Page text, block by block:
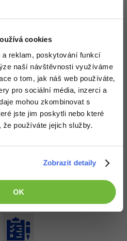
cookies
a reklam, poskytování funkcí
naší návštěvnosti využíváme
o tom, jak náš web používáte,
pro sociální média, inzerci a
mohou zkombinovat s
jste jim poskytli nebo které
používáte jejich služby.
Zobrazit detaily
OK
a lidsky - Děti,
a lidsky -
k údajům